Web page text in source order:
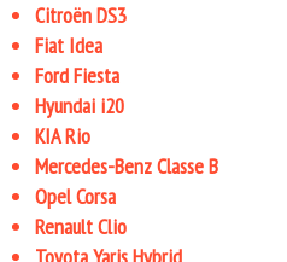
Citroën DS3
Fiat Idea
Ford Fiesta
Hyundai i20
KIA Rio
Mercedes-Benz Classe B
Opel Corsa
Renault Clio